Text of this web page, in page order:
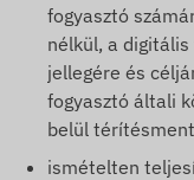
fogyasztó
nélkül, a
jellegére és
fogyasztó általi
belül
ismételten